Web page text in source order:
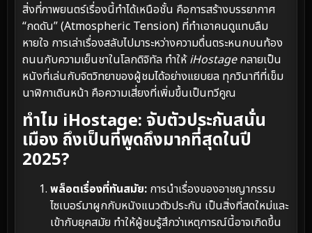
สิ่งที่ภาพยนตร์เรื่องนี้ทำได้เหนือชั้น คือการสร้างบรรยากาศ
“กดดัน” (Atmospheric Tension) ที่ทำเอาคนดูแทบลืม
หายใจ การเล่าเรื่องสลับไปมาระหว่างความตื่นตระหนกบนท้อง
ถนนกับความเย็นชาในโลกดิจิทัล ทำให้iHostageกลายเป็น
หนังที่เล่นกับจิตวิทยาของผู้ชมได้อย่างแยบยล ทุกวินาทีที่เข็ม
นาฬิกาเดินหน้า คือความเสี่ยงที่เพิ่มขึ้นเป็นทวีคูณ
ทำไม iHostage: จับตัวประกันสนั่น
เมือง ถึงเป็นที่พูดถึงมากที่สุดในปี
2025?
พล็อตเรื่องที่ทันสมัย: การนำเรื่องของอาชญากรรม
ไซเบอร์มาผูกกับหนังแนวตัวประกัน เป็นสิ่งที่สดใหม่และ
เข้ากับยุคสมัย ทำให้ผู้ชมรู้สึกว่าเหตุการณ์นี้อาจเกิดขึ้น